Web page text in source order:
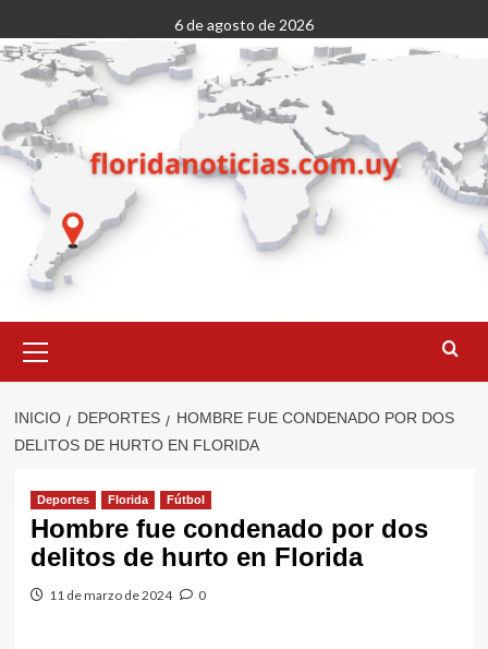
al
contenido
6 de agosto de 2026
primario
INICIO DEPORTES
HOMBRE FUE CONDENADO POR DOS
DELITOS DE HURTO EN FLORIDA
Deportes Florida Fútbol
Hombre fue condenado por dos
delitos de hurto en Florida
11 de marzo de 2024 0